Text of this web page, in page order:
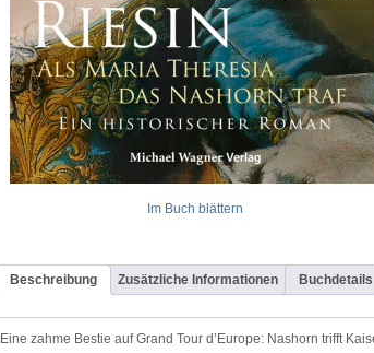
Im Buch blättern
Beschreibung Zusätzliche Informationen Buchdetails
Eine zahme Bestie auf Grand Tour d’Europe: Nashorn trifft